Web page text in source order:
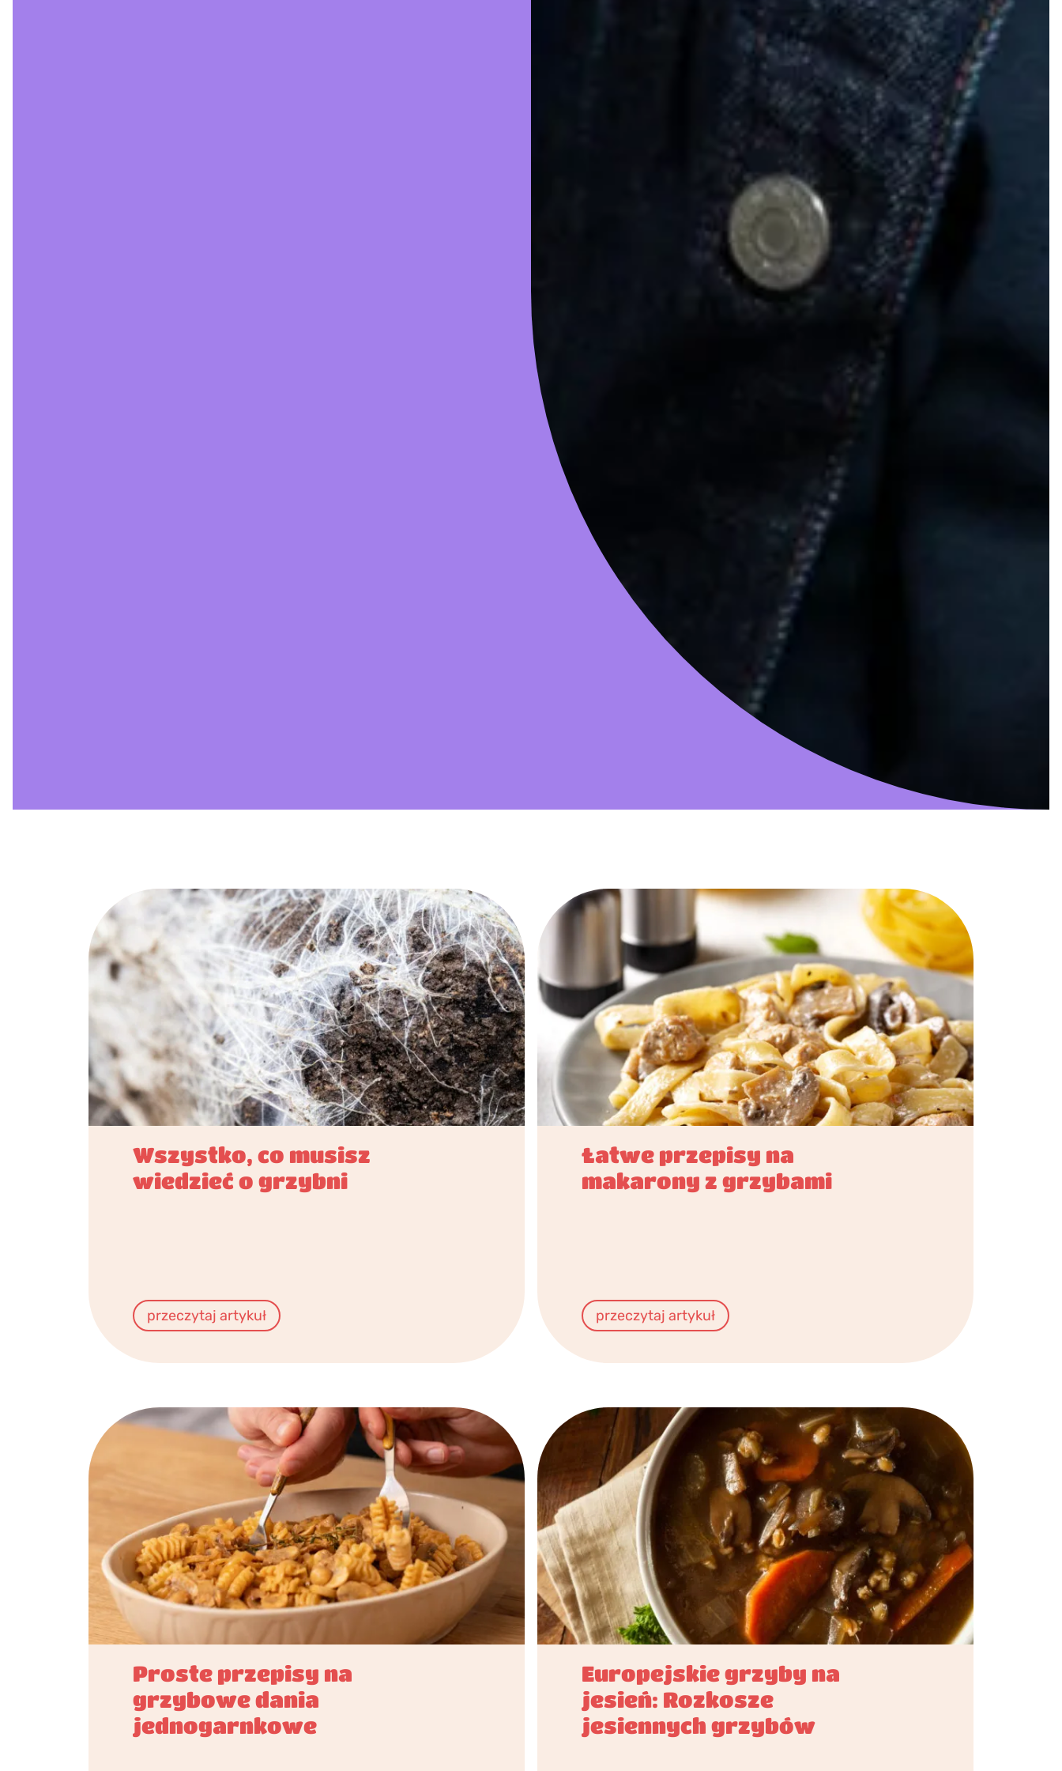
Wszystko, co musisz
wiedzieć o grzybni
przeczytaj artykuł
Łatwe przepisy na
makarony z grzybami
przeczytaj artykuł
Proste przepisy na
grzybowe dania
jednogarnkowe​​​​
​​​Europejskie grzyby na
jesień: Rozkosze
jesiennych grzybów